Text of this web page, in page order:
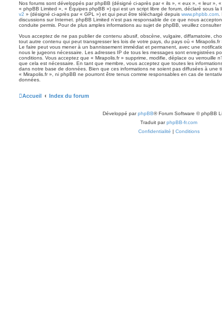
Nos forums sont développés par phpBB (désigné ci-après par « ils », « eux », « leur »,
« phpBB Limited », « Équipes phpBB ») qui est un script libre de forum, déclaré sous la
v2 » (désigné ci-après par « GPL ») et qui peut être téléchargé depuis www.phpbb.com
discussions sur Internet. phpBB Limited n’est pas responsable de ce que nous
conduite permis. Pour de plus amples informations au sujet de phpBB, veuillez
Vous acceptez de ne pas publier de contenu abusif, obscène, vulgaire, diffamatoire,
tout autre contenu qui peut transgresser les lois de votre pays, du pays où «
Le faire peut vous mener à un bannissement immédiat et permanent, avec une
nous le jugeons nécessaire. Les adresses IP de tous les messages sont enregistrées
conditions. Vous acceptez que « Mirapolis.fr » supprime, modifie, déplace ou verrouille
que cela est nécessaire. En tant que membre, vous acceptez que toutes les
dans notre base de données. Bien que ces informations ne soient pas diffusées à une
« Mirapolis.fr », ni phpBB ne pourront être tenus comme responsables en cas de
données.
Accueil Index du forum
Développé parphpBB® Forum Software © phpBB
Traduit parphpBB-fr.com
Confidentialité | Conditions